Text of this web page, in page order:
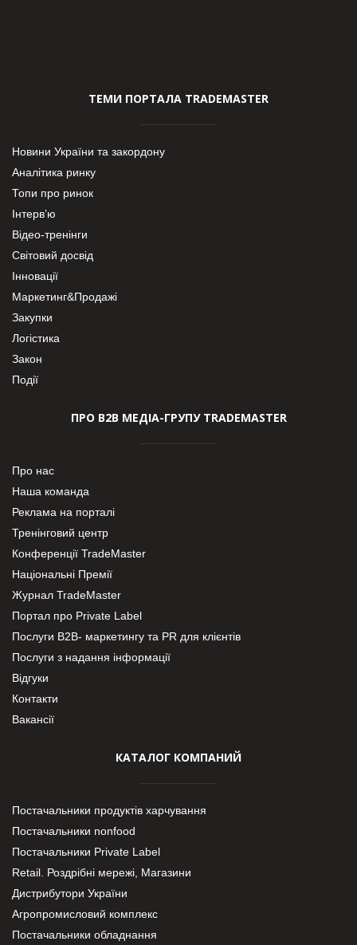
ТЕМИ ПОРТАЛА TRADEMASTER
Новини України та закордону
Аналітика ринку
Топи про ринок
Інтерв’ю
Відео-тренінги
Світовий досвід
Інновації
Маркетинг&Продажі
Закупки
Логістика
Закон
Події
ПРО В2В МЕДІА-ГРУПУ TRADEMASTER
Про нас
Наша команда
Реклама на порталі
Тренінговий центр
Конференції TradeMaster
Національні Премії
Журнал TradeMaster
Портал про Private Label
Послуги В2В- маркетингу та PR для клієнтів
Послуги з надання інформації
Відгуки
Контакти
Вакансії
КАТАЛОГ КОМПАНИЙ
Постачальники продуктів харчування
Постачальники nonfood
Постачальники Private Label
Retail. Роздрібні мережі, Магазини
Дистрибутори України
Агропромисловий комплекс
Постачальники обладнання